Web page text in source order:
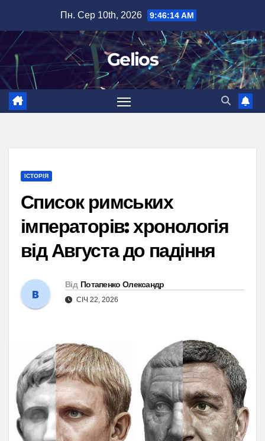
вмісту
Пн. Сер 10th, 2026 9:46:15 AM
Gelios
ІСТОРІЯ
Список римських
імператорів: хронологія
від Августа до падіння
Від Потапенко Олександр
СІЧ 22, 2026